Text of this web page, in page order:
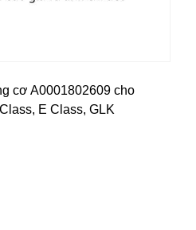
cơ A0001802609 cho
E Class, GLK